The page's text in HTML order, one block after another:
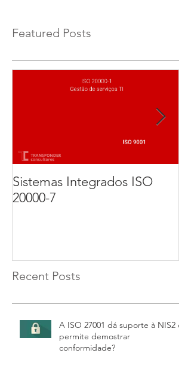
Featured Posts
Sistemas Integrados ISO
20000-7
Recent Posts
A ISO 27001 dá suporte à NIS2 e
permite demostrar
conformidade?